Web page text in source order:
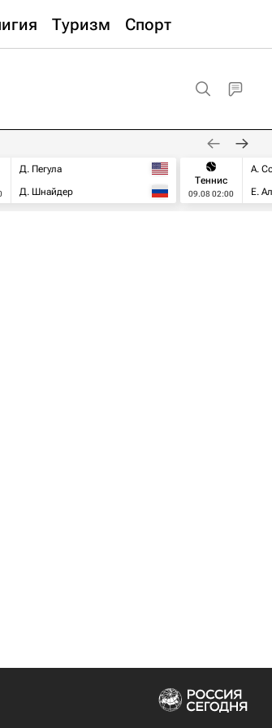
Туризм Спорт
Д. Пегула
Д. Шнайдер
Теннис
09.08 02:00
А.
Е.